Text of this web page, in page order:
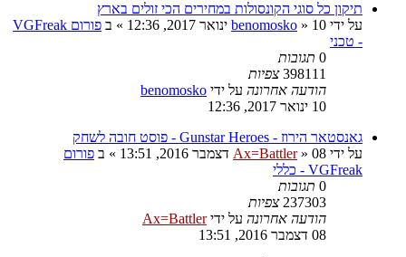
תיקון כל סוגי הקונסולות במחירים הכי זולים בארץ
על ידי
benomosko » 10 ינואר 2017, 12:36 » ב
פורום VGFreak
- טכני
0 תגובות
398111 צפיות
הודעה אחרונה על ידי benomosko
10 ינואר 2017, 12:36
גאנסטאר הירוז - Gunstar Heroes - פוסט חובה לשחק
על ידי
Ax=Battler» 08 דצמבר 2016, 13:51 » ב פורום
VGFreak - כללי
0 תגובות
237303 צפיות
הודעה אחרונה על ידיAx=Battler
08 דצמבר 2016, 13:51